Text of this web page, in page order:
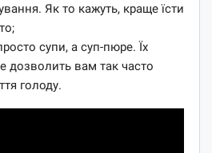
Як то кажуть, краще їсти
супи, а суп-пюре. Їх
дозволить вам так часто
голоду.